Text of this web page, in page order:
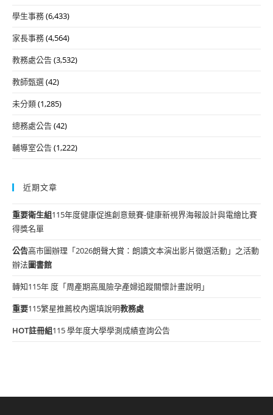
學生事務(6,433)
家長事務(4,564)
教務處公告(3,532)
教師甄選(42)
未分類(1,285)
總務處公告(42)
輔導室公告(1,222)
近期文章
重要衛生組115年度健康促進創意競賽-健康新視界海報設計與電繪比賽
得獎名單
公告高市圖辦理「2026朗聲大賞：朗讀文本演出影片徵選活動」之活動
辦法圖書館
轉知115年 度「周產期高風險孕產婦追蹤關懷計畫說明」
重要115繁星推薦校內選填說明教務處
HOT註冊組115 學年度大學學測成績查詢公告